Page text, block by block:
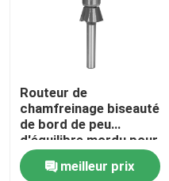
Routeur de
chamfreinage biseauté
de bord de peu
d'équilibre mordu pour
le placage et le
stratifiémeilleur prix